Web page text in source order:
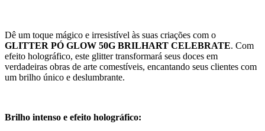
Dê um toque mágico e irresistível às suas criações com o
GLITTER PÓ GLOW 50G BRILHART CELEBRATE. Com
efeito holográfico, este glitter transformará seus doces em
verdadeiras obras de arte comestíveis, encantando seus clientes com
um brilho único e deslumbrante.
Brilho intenso e efeito holográfico: